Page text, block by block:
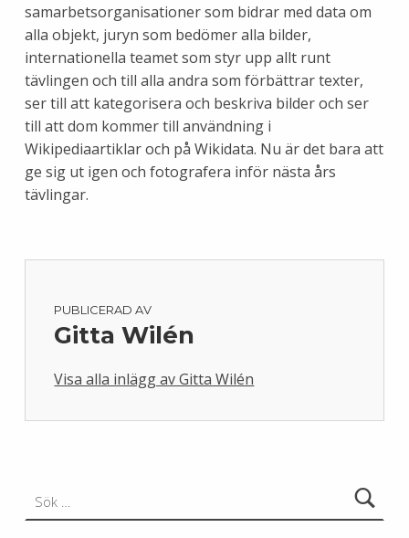
samarbetsorganisationer som bidrar med data om
alla objekt, juryn som bedömer alla bilder,
internationella teamet som styr upp allt runt
tävlingen och till alla andra som förbättrar texter,
ser till att kategorisera och beskriva bilder och ser
till att dom kommer till användning i
Wikipediaartiklar och på Wikidata. Nu är det bara att
ge sig ut igen och fotografera inför nästa års
tävlingar.
PUBLICERAD AV
Gitta Wilén
Visa alla inlägg av Gitta Wilén
Skip back to main navigation